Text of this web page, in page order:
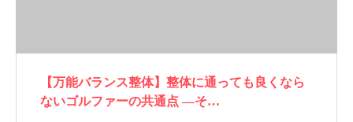
【万能バランス整体】整体に通っても良くなら
ないゴルファーの共通点 ―そ…